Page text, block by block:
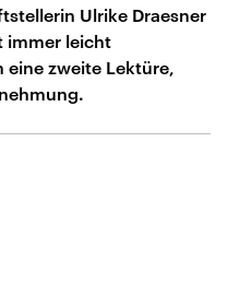
Ulrike Draesner
immer leicht
eine zweite Lektüre,